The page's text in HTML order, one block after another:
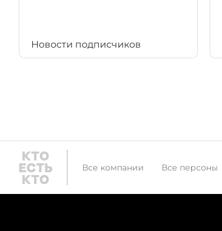
Новости подписчиков
Все компании Все персоны